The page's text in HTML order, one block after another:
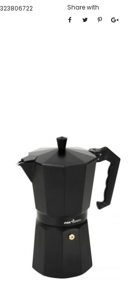
Share with